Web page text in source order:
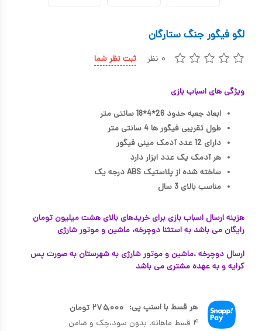
اسباب بازی مشاغل
اتاق کودک
لگو فیگور جنگ ستارگان
۰ نظر ثبت نظر شما
ویژگی های اسباب بازی
ابعاد جعبه حدود 26*4*18 سانتی متر
طول تقریبی فیگور ها 4 سانتی متر
دارای 12 عدد آدمک مینی فیگور
هر آدمک یک عدد ابزار دارد
ساخته شده از پلاستیک ABS درجه یک
مناسب بالای 3 سال
هزینه ارسال اسباب بازی برای خریدهای بالای هشت میلیون تومان
رایگان می باشد به استثنا دوچرخه، ماشین و موتور شارژی
ارسال دوچرخه ،ماشین و موتور شارژی به شهرستان به صورت پس
کرایه و به عهده مشتری می باشد
هر قسط با اسنپ پی: ۲۷۵,۰۰۰ تومان
۴ قسط ماهانه. بدون سود،چک و ضامن